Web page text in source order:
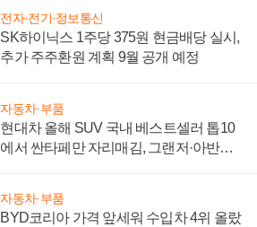
전자·전기·정보통신
SK하이닉스 1주당 375원 현금배당 실시,
추가 주주환원 계획 9월 공개 예정
자동차·부품
현대차 올해 SUV 국내 베스트셀러 톱10
에서 싼타페만 자리매김, 그랜저·아반떼
자동차·부품
BYD코리아 가격 앞세워 수입차 4위 올랐